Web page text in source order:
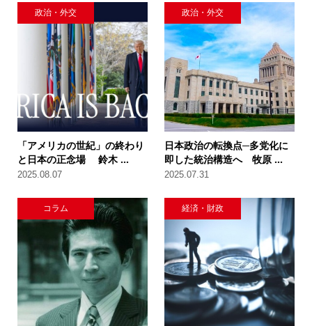
政治・外交
「アメリカの世紀」の終わり
と日本の正念場 鈴木 ...
2025.08.07
政治・外交
日本政治の転換点─多党化に
即した統治構造へ 牧原 ...
2025.07.31
コラム 経済・財政